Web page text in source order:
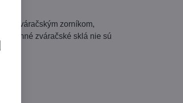
zváračským zorníkom,
zváračské sklá nie sú